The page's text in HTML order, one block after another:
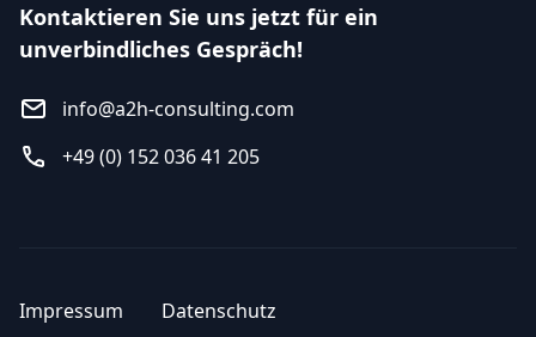
Kontaktieren Sie uns jetzt für ein
unverbindliches Gespräch!
info@a2h-consulting.com
+49 (0) 152 036 41 205
Impressum Datenschutz